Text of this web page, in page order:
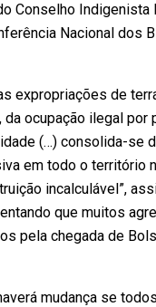
Conselho
Nacional dos
expropriações de
da ocupação ilegal por
(…) consolida-se
em todo o território
incalculável”,
que muitos
pela chegada de
mudança se